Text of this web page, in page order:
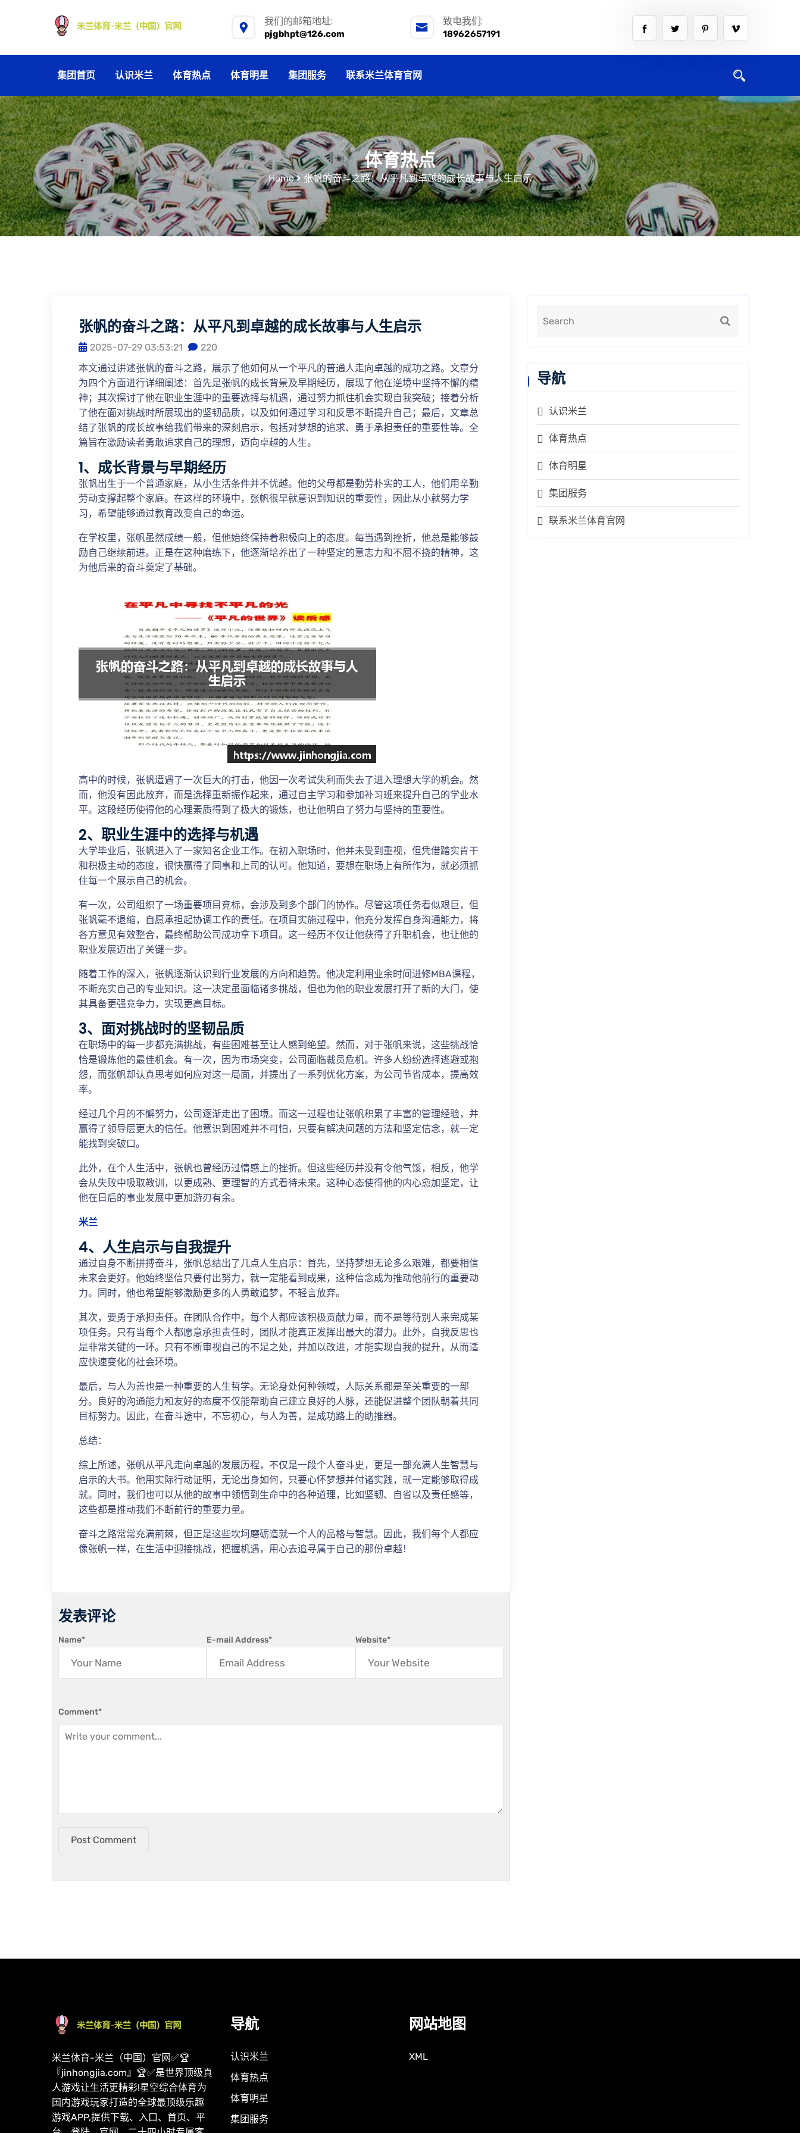
我们的邮箱地址:
pjgbhpt@126.com
致电我们:
18962657191
集团首页 认识米兰 体育热点 体育明星 集团服务 联系米兰体育官网
体育热点
Home 张帆的奋斗之路：从平凡到卓越的成长故事与人生启示
张帆的奋斗之路：从平凡到卓越的成长故事与人生启示
2025-07-29 03:53:21
220
本文通过讲述张帆的奋斗之路，展示了他如何从一个平凡的普通人走向卓越的成功之路。文章分
为四个方面进行详细阐述：首先是张帆的成长背景及早期经历，展现了他在逆境中坚持不懈的精
神；其次探讨了他在职业生涯中的重要选择与机遇，通过努力抓住机会实现自我突破；接着分析
了他在面对挑战时所展现出的坚韧品质，以及如何通过学习和反思不断提升自己；最后，文章总
结了张帆的成长故事给我们带来的深刻启示，包括对梦想的追求、勇于承担责任的重要性等。全
篇旨在激励读者勇敢追求自己的理想，迈向卓越的人生。
1、成长背景与早期经历
张帆出生于一个普通家庭，从小生活条件并不优越。他的父母都是勤劳朴实的工人，他们用辛勤
劳动支撑起整个家庭。在这样的环境中，张帆很早就意识到知识的重要性，因此从小就努力学
习，希望能够通过教育改变自己的命运。
在学校里，张帆虽然成绩一般，但他始终保持着积极向上的态度。每当遇到挫折，他总是能够鼓
励自己继续前进。正是在这种磨练下，他逐渐培养出了一种坚定的意志力和不屈不挠的精神，这
为他后来的奋斗奠定了基础。
高中的时候，张帆遭遇了一次巨大的打击，他因一次考试失利而失去了进入理想大学的机会。然
而，他没有因此放弃，而是选择重新振作起来，通过自主学习和参加补习班来提升自己的学业水
平。这段经历使得他的心理素质得到了极大的锻炼，也让他明白了努力与坚持的重要性。
2、职业生涯中的选择与机遇
大学毕业后，张帆进入了一家知名企业工作。在初入职场时，他并未受到重视，但凭借踏实肯干
和积极主动的态度，很快赢得了同事和上司的认可。他知道，要想在职场上有所作为，就必须抓
住每一个展示自己的机会。
有一次，公司组织了一场重要项目竞标，会涉及到多个部门的协作。尽管这项任务看似艰巨，但
张帆毫不退缩，自愿承担起协调工作的责任。在项目实施过程中，他充分发挥自身沟通能力，将
各方意见有效整合，最终帮助公司成功拿下项目。这一经历不仅让他获得了升职机会，也让他的
职业发展迈出了关键一步。
随着工作的深入，张帆逐渐认识到行业发展的方向和趋势。他决定利用业余时间进修MBA课程，
不断充实自己的专业知识。这一决定虽面临诸多挑战，但也为他的职业发展打开了新的大门，使
其具备更强竞争力，实现更高目标。
3、面对挑战时的坚韧品质
在职场中的每一步都充满挑战，有些困难甚至让人感到绝望。然而，对于张帆来说，这些挑战恰
恰是锻炼他的最佳机会。有一次，因为市场突变，公司面临裁员危机。许多人纷纷选择逃避或抱
怨，而张帆却认真思考如何应对这一局面，并提出了一系列优化方案，为公司节省成本，提高效
率。
经过几个月的不懈努力，公司逐渐走出了困境。而这一过程也让张帆积累了丰富的管理经验，并
赢得了领导层更大的信任。他意识到困难并不可怕，只要有解决问题的方法和坚定信念，就一定
能找到突破口。
此外，在个人生活中，张帆也曾经历过情感上的挫折。但这些经历并没有令他气馁，相反，他学
会从失败中吸取教训，以更成熟、更理智的方式看待未来。这种心态使得他的内心愈加坚定，让
他在日后的事业发展中更加游刃有余。
米兰
4、人生启示与自我提升
通过自身不断拼搏奋斗，张帆总结出了几点人生启示：首先，坚持梦想无论多么艰难，都要相信
未来会更好。他始终坚信只要付出努力，就一定能看到成果，这种信念成为推动他前行的重要动
力。同时，他也希望能够激励更多的人勇敢追梦，不轻言放弃。
其次，要勇于承担责任。在团队合作中，每个人都应该积极贡献力量，而不是等待别人来完成某
项任务。只有当每个人都愿意承担责任时，团队才能真正发挥出最大的潜力。此外，自我反思也
是非常关键的一环。只有不断审视自己的不足之处，并加以改进，才能实现自我的提升，从而适
应快速变化的社会环境。
最后，与人为善也是一种重要的人生哲学。无论身处何种领域，人际关系都是至关重要的一部
分。良好的沟通能力和友好的态度不仅能帮助自己建立良好的人脉，还能促进整个团队朝着共同
目标努力。因此，在奋斗途中，不忘初心，与人为善，是成功路上的助推器。
总结：
综上所述，张帆从平凡走向卓越的发展历程，不仅是一段个人奋斗史，更是一部充满人生智慧与
启示的大书。他用实际行动证明，无论出身如何，只要心怀梦想并付诸实践，就一定能够取得成
就。同时，我们也可以从他的故事中领悟到生命中的各种道理，比如坚韧、自省以及责任感等，
这些都是推动我们不断前行的重要力量。
奋斗之路常常充满荊棘，但正是这些坎坷磨砺造就一个人的品格与智慧。因此，我们每个人都应
像张帆一样，在生活中迎接挑战，把握机遇，用心去追寻属于自己的那份卓越！
发表评论
Name* E-mail Address* Website*
Comment*
Post Comment
导航
认识米兰
体育热点
体育明星
集团服务
联系米兰体育官网
米兰体育-米兰（中国）官网✅🏆
『jinhongjia.com』🏆✅是世界顶级真
人游戏让生活更精彩!星空综合体育为
国内游戏玩家打造的全球最顶级乐趣
游戏APP,提供下载、入口、首页、平
导航
认识米兰
体育热点
体育明星
集团服务
网站地图
XML